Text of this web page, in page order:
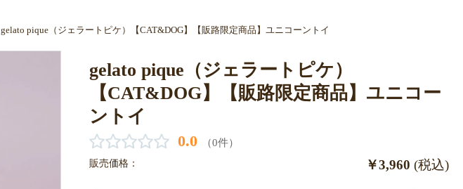
gelato pique（ジェラートピケ）【CAT&DOG】【販路限定商品】ユニコーントイ
gelato pique（ジェラートピケ）
【CAT&DOG】【販路限定商品】ユニコー
ントイ
0.0 （0件）
販売価格： ￥3,960 (税込)